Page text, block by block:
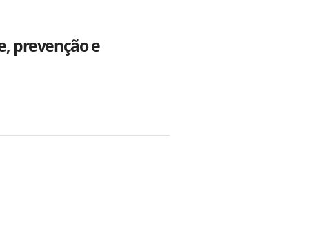
prevenção e